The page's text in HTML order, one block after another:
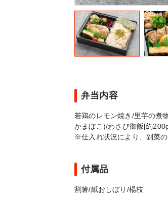
弁当内容
若鶏のレモン焼き/里芋の煮
かまぼこ)/わさび御飯[約
※仕入れ状況により、副菜
付属品
割箸/紙おしぼり/楊枝